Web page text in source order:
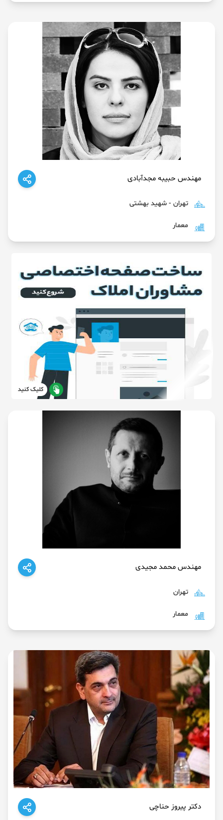
مهندس حبیبه مجدآبادی
تهران - شهید بهشتی
معمار
کلیک کنید
مهندس محمد مجیدی
تهران
معمار
دکتر پیروز حناچی